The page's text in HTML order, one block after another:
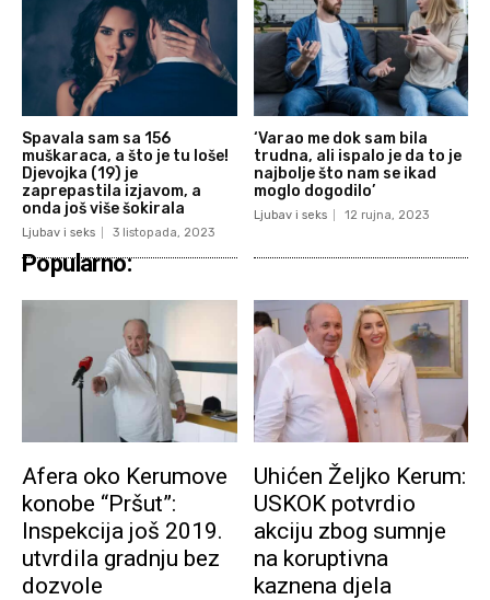
Spavala sam sa 156
muškaraca, a što je tu loše!
Djevojka (19) je
zaprepastila izjavom, a
onda još više šokirala
Ljubav i seks 3 listopada, 2023
‘Varao me dok sam bila
trudna, ali ispalo je da to je
najbolje što nam se ikad
moglo dogodilo’
Ljubav i seks 12 rujna, 2023
Popularno:
Afera oko Kerumove
konobe “Pršut”:
Inspekcija još 2019.
utvrdila gradnju bez
dozvole
Uhićen Željko Kerum:
USKOK potvrdio
akciju zbog sumnje
na koruptivna
kaznena djela